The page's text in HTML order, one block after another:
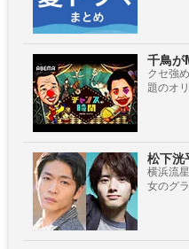
千鳥が
クセ強
題のオ
松下洸
横浜流
女のグ